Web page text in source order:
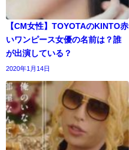
【CM女性】TOYOTAのKINTO赤
いワンピース女優の名前は？誰
が出演している？
2020年1月14日